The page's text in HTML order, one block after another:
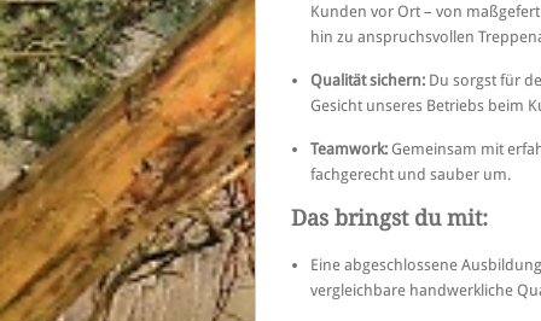
Kunden vor Ort – von
hin zu anspruchsvollen
Qualität sichern:Du sorgst für
Gesicht unseres Betriebs beim
Teamwork:Gemeinsam mit
fachgerecht und sauber um.
Das bringst du mit:
Eine abgeschlossene
vergleichbare handwerkliche